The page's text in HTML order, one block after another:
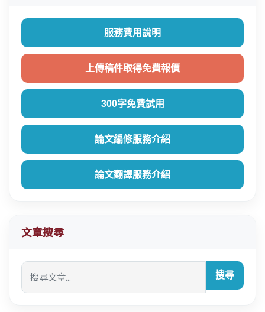
服務費用說明
上傳稿件取得免費報價
300字免費試用
論文編修服務介紹
論文翻譯服務介紹
文章搜尋
搜尋